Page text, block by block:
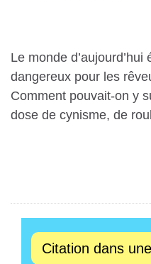
Le monde
dangereux pour les
Comment pouvait-on y
dose de cynisme, de
Citation dans